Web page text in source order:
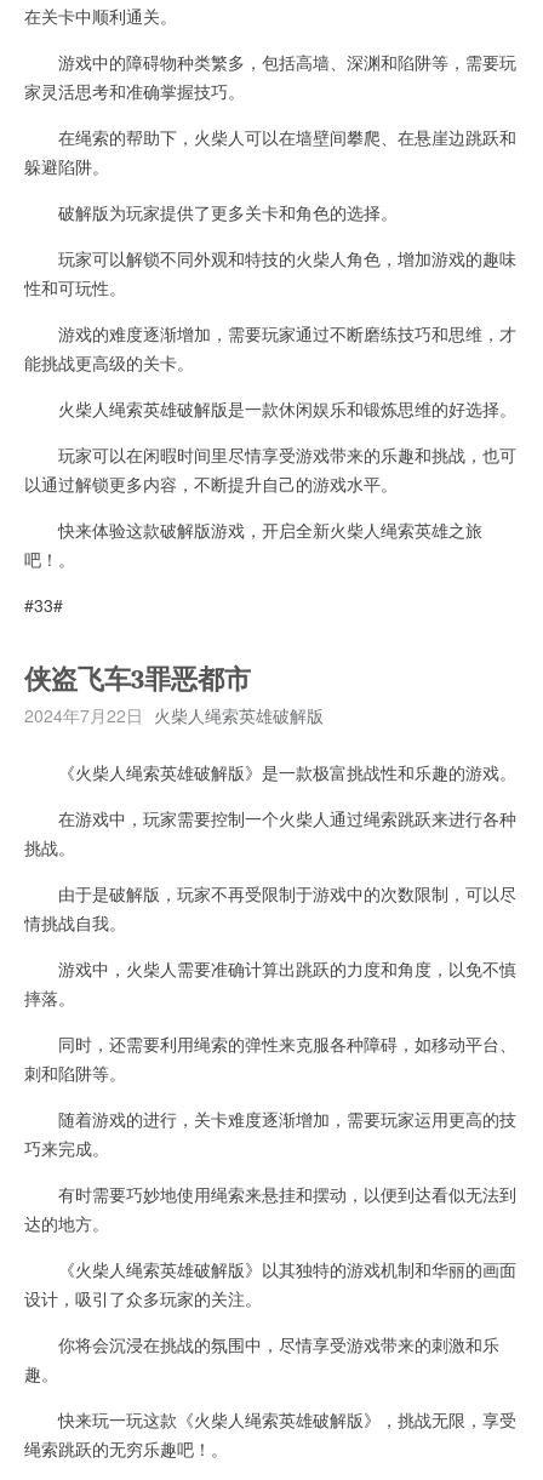
在关卡中顺利通关。
游戏中的障碍物种类繁多，包括高墙、深渊和陷阱等，需要玩
家灵活思考和准确掌握技巧。
在绳索的帮助下，火柴人可以在墙壁间攀爬、在悬崖边跳跃和
躲避陷阱。
破解版为玩家提供了更多关卡和角色的选择。
玩家可以解锁不同外观和特技的火柴人角色，增加游戏的趣味
性和可玩性。
游戏的难度逐渐增加，需要玩家通过不断磨练技巧和思维，才
能挑战更高级的关卡。
火柴人绳索英雄破解版是一款休闲娱乐和锻炼思维的好选择。
玩家可以在闲暇时间里尽情享受游戏带来的乐趣和挑战，也可
以通过解锁更多内容，不断提升自己的游戏水平。
快来体验这款破解版游戏，开启全新火柴人绳索英雄之旅
吧！。
#33#
侠盗飞车3罪恶都市
2024年7月22日 火柴人绳索英雄破解版
《火柴人绳索英雄破解版》是一款极富挑战性和乐趣的游戏。
在游戏中，玩家需要控制一个火柴人通过绳索跳跃来进行各种
挑战。
由于是破解版，玩家不再受限制于游戏中的次数限制，可以尽
情挑战自我。
游戏中，火柴人需要准确计算出跳跃的力度和角度，以免不慎
摔落。
同时，还需要利用绳索的弹性来克服各种障碍，如移动平台、
刺和陷阱等。
随着游戏的进行，关卡难度逐渐增加，需要玩家运用更高的技
巧来完成。
有时需要巧妙地使用绳索来悬挂和摆动，以便到达看似无法到
达的地方。
《火柴人绳索英雄破解版》以其独特的游戏机制和华丽的画面
设计，吸引了众多玩家的关注。
你将会沉浸在挑战的氛围中，尽情享受游戏带来的刺激和乐
趣。
快来玩一玩这款《火柴人绳索英雄破解版》，挑战无限，享受
绳索跳跃的无穷乐趣吧！。